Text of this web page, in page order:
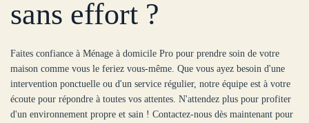
sans effort ?
Faites confiance à Ménage à domicile Pro pour prendre soin de votre
maison comme vous le feriez vous-même. Que vous ayez besoin d'une
intervention ponctuelle ou d'un service régulier, notre équipe est à votre
écoute pour répondre à toutes vos attentes. N'attendez plus pour profiter
d'un environnement propre et sain ! Contactez-nous dès maintenant pour